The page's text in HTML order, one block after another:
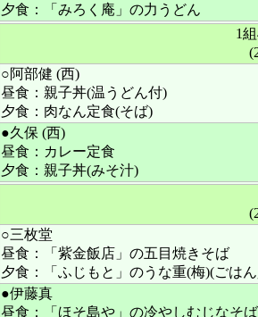
夕食：「みろく庵」の力うどん
1
○阿部健 (西)
昼食：親子丼(温うどん付)
夕食：肉なん定食(そば)
●久保 (西)
昼食：カレー定食
夕食：親子丼(みそ汁)
○三枚堂
昼食：「紫金飯店」の五目焼きそば
夕食：「ふじもと」のうな重(梅)(ごは
●伊藤真
昼食：「ほそ島や」の冷やしむじなそば